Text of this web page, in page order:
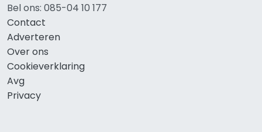
Bel ons: 085-04 10 177
Contact
Adverteren
Over ons
Cookieverklaring
Avg
Privacy